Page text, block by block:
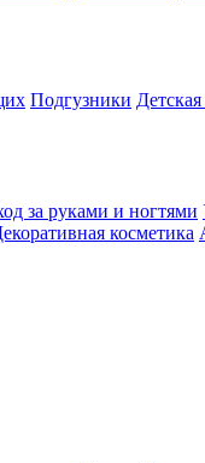
Подгузники
за руками и ногтями
косметика